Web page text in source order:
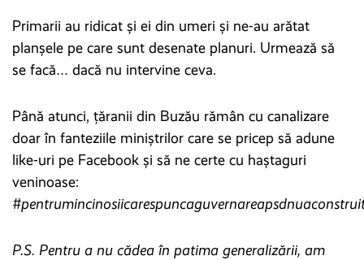
Primarii au ridicat și ei din umeri și ne-au arătat
planșele pe care sunt desenate planuri. Urmează să
se facă… dacă nu intervine ceva.
Până atunci, țăranii din Buzău rămân cu canalizare
doar în fanteziile miniștrilor care se pricep să adune
like-uri pe Facebook și să ne certe cu haștaguri
veninoase:
P.S. Pentru a nu cădea în patima generalizării, am